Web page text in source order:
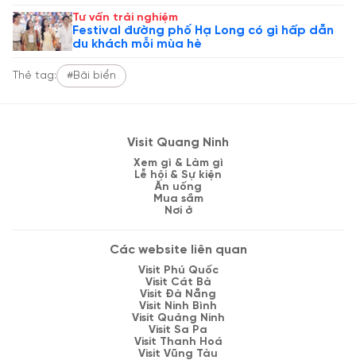
Tư vấn trải nghiệm
Festival đường phố Hạ Long có gì hấp dẫn
du khách mỗi mùa hè
Thẻ tag: #Bãi biển
Visit Quang Ninh
Xem gì & Làm gì
Lễ hội & Sự kiện
Ăn uống
Mua sắm
Nơi ở
Các website liên quan
Visit Phú Quốc
Visit Cát Bà
Visit Đà Nẵng
Visit Ninh Bình
Visit Quảng Ninh
Visit Sa Pa
Visit Thanh Hoá
Visit Vũng Tàu